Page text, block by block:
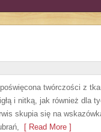
twórczości z
i nitką, jak również dla
skupia się na
[ Read More ]